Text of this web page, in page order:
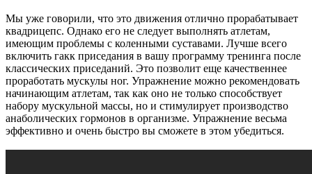
Мы уже говорили, что это движения отлично прорабатывает
квадрицепс. Однако его не следует выполнять атлетам,
имеющим проблемы с коленными суставами. Лучше всего
включить гакк приседания в вашу программу тренинга после
классических приседаний. Это позволит еще качественнее
проработать мускулы ног. Упражнение можно рекомендовать
начинающим атлетам, так как оно не только способствует
набору мускульной массы, но и стимулирует производство
анаболических гормонов в организме. Упражнение весьма
эффективно и очень быстро вы сможете в этом убедиться.